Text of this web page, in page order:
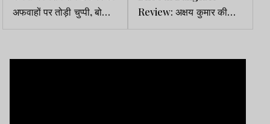
अफवाहों पर तोड़ी चुप्पी, बोलीं
-रोमांस होता तो आज हमारे ...
Review: अक्षय कुमार की
फिल्म ने मचाया धमाल, यूजर्स